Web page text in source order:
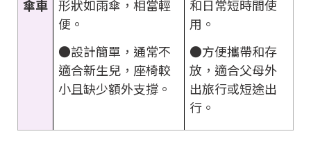
傘車 形狀如雨傘，相當輕
便。
●設計簡單，通常不
適合新生兒，座椅較
小且缺少額外支撐。
和日常短時間使
用。
●方便攜帶和存
放，適合父母外
出旅行或短途出
行。